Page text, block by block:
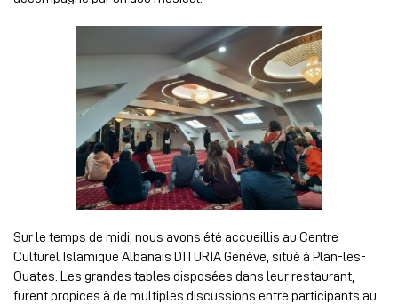
Sur le temps de midi, nous avons été accueillis au Centre
Culturel Islamique Albanais DITURIA Genève, situé à Plan-les-
Ouates. Les grandes tables disposées dans leur restaurant,
furent propices à de multiples discussions entre participants au